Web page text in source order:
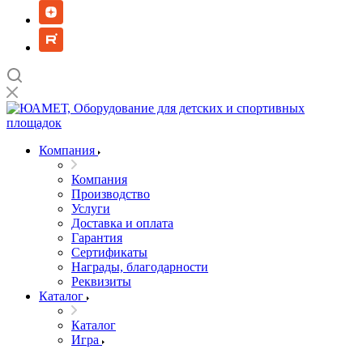
Компания
Компания
Производство
Услуги
Доставка и оплата
Гарантия
Сертификаты
Награды, благодарности
Реквизиты
Каталог
Каталог
Игра